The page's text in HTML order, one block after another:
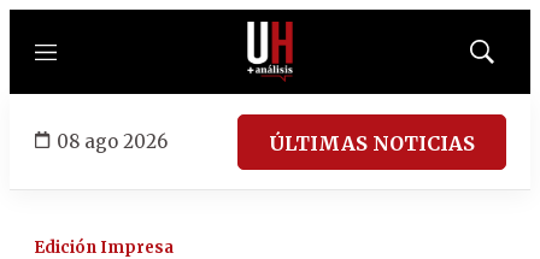
Menú
Mostrar
08 ago 2026 ÚLTIMAS NOTICIAS
Edición Impresa